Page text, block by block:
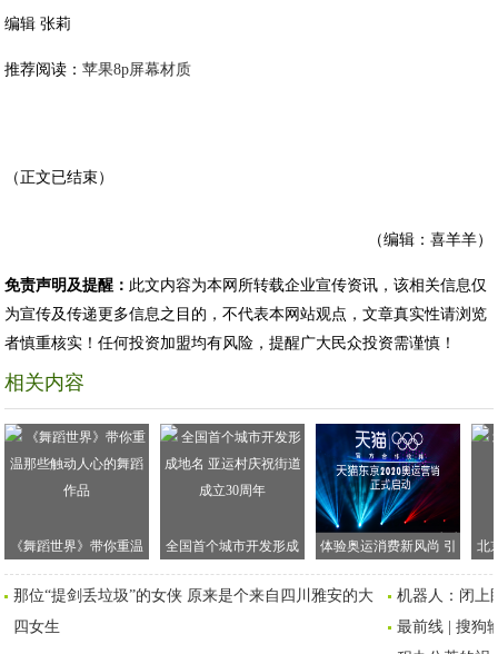
编辑 张莉
推荐阅读：苹果8p屏幕材质
（正文已结束）
（编辑：喜羊羊）
免责声明及提醒： 此文内容为本网所转载企业宣传资讯，该相关信息仅
为宣传及传递更多信息之目的，不代表本网站观点，文章真实性请浏览
者慎重核实！任何投资加盟均有风险，提醒广大民众投资需谨慎！
相关内容
《舞蹈世界》带你重温
那些触动人心的舞蹈作
品
全国首个城市开发形成
地名 亚运村庆祝街道成
立30周年
体验奥运消费新风尚 引
领国民运动新活力
北
那位“提剑丢垃圾”的女侠 原来是个来自四川雅安的大
四女生
机器人：闭上
最前线 | 搜狗